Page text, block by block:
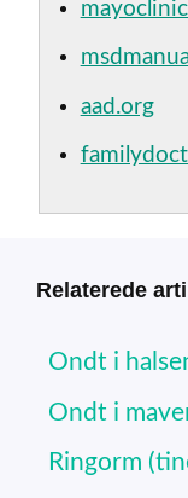
aad.org
Relaterede
Ondt i
Ondt i
Ringorm